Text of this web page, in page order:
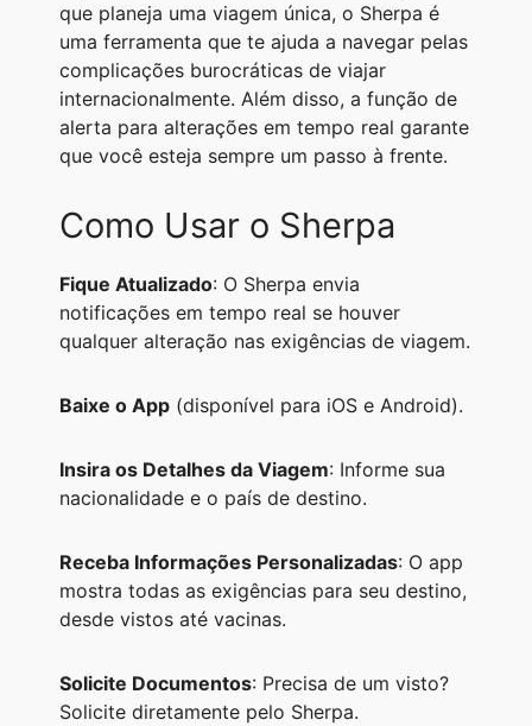
que planeja uma viagem única, o Sherpa é
uma ferramenta que te ajuda a navegar pelas
complicações burocráticas de viajar
internacionalmente. Além disso, a função de
alerta para alterações em tempo real garante
que você esteja sempre um passo à frente.
Como Usar o Sherpa
Fique Atualizado: O Sherpa envia
notificações em tempo real se houver
qualquer alteração nas exigências de viagem.
Baixe o App (disponível para iOS e Android).
Insira os Detalhes da Viagem: Informe sua
nacionalidade e o país de destino.
Receba Informações Personalizadas: O app
mostra todas as exigências para seu destino,
desde vistos até vacinas.
Solicite Documentos: Precisa de um visto?
Solicite diretamente pelo Sherpa.